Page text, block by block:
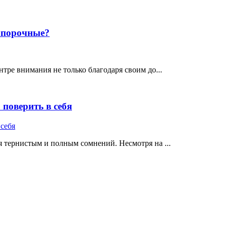
внимания не только благодаря своим до...
в себя
тернистым и полным сомнений. Несмотря на ...